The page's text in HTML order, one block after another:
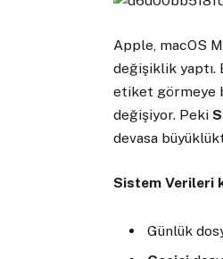
Apple, macOS
değişiklik yaptı.
etiket görmeye
değişiyor. Peki
devasa
Sistem Verileri
Günlük